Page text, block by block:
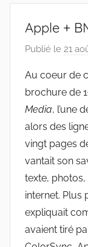
de
Apple
Apple +
Publié le 21
Au coeur de
brochure de
Media, l’une
alors des
vingt pages
vantait son
texte,
internet. Plus
expliquait
avaient tiré